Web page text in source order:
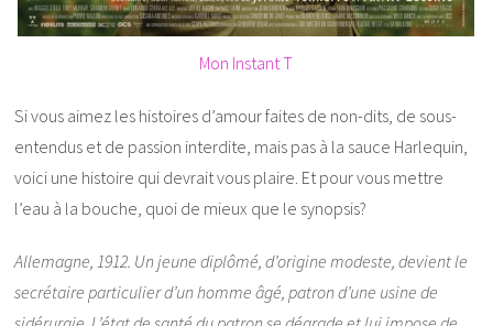
Mon Instant T
Si vous aimez les histoires d’amour faites de non-dits, de sous-
entendus et de passion interdite, mais pas à la sauce Harlequin,
voici une histoire qui devrait vous plaire. Et pour vous mettre
l’eau à la bouche, quoi de mieux que le synopsis?
Allemagne, 1912. Un jeune diplômé, d’origine modeste, devient le
secrétaire particulier d’un homme âgé, patron d’une usine de